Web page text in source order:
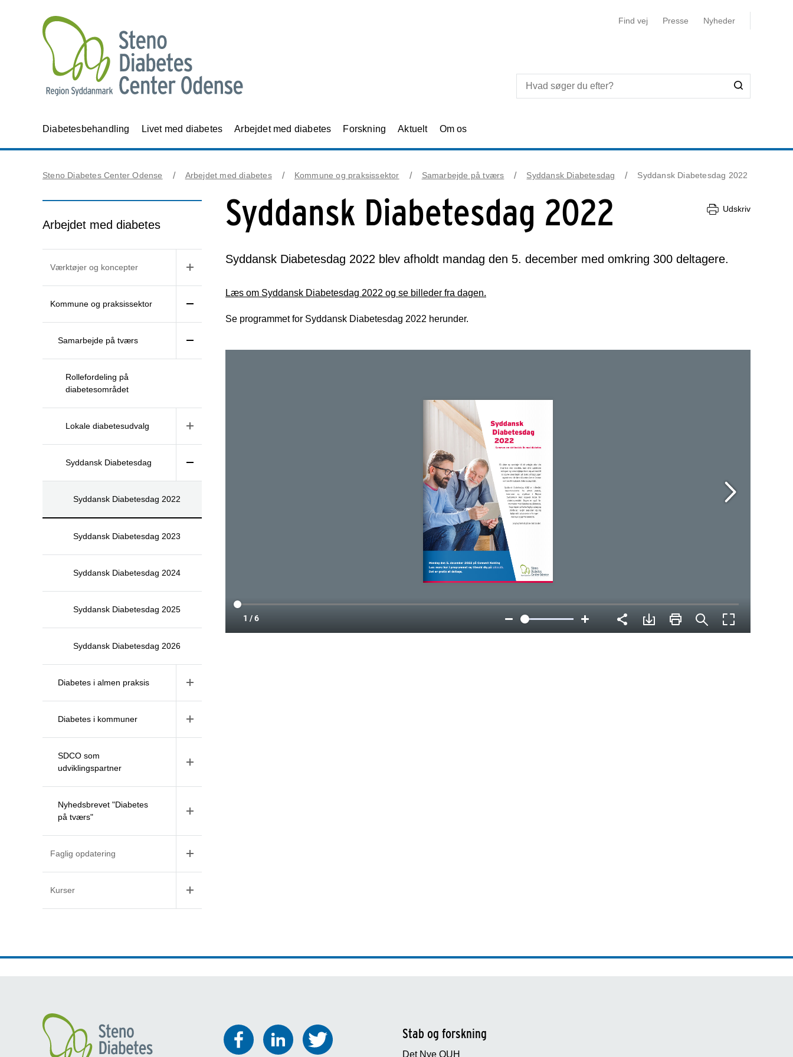
Find vej Presse Nyheder
Diabetesbehandling Livet med diabetes Arbejdet med diabetes Forskning Aktuelt Om os
Steno Diabetes Center Odense Arbejdet med diabetes Kommune og praksissektor Samarbejde på tværs Syddansk Diabetesdag Syddansk Diabetesdag 2022
Arbejdet med diabetes
Værktøjer og koncepter
Kommune og praksissektor
Samarbejde på tværs
Rollefordeling på
diabetesområdet
Lokale diabetesudvalg
Syddansk Diabetesdag
Syddansk Diabetesdag 2022
Syddansk Diabetesdag 2023
Syddansk Diabetesdag 2024
Syddansk Diabetesdag 2025
Syddansk Diabetesdag 2026
Diabetes i almen praksis
Diabetes i kommuner
SDCO som
udviklingspartner
Nyhedsbrevet "Diabetes
på tværs"
Faglig opdatering
Kurser
Syddansk Diabetesdag 2022 Udskriv
Syddansk Diabetesdag 2022 blev afholdt mandag den 5. december med omkring 300 deltagere.
Læs om Syddansk Diabetesdag 2022 og se billeder fra dagen.
Se programmet for Syddansk Diabetesdag 2022 herunder.
Stab og forskning
Det Nye OUH